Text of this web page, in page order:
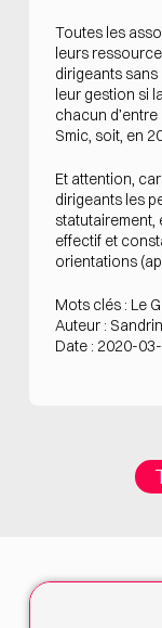
Toutes les
leurs
dirigeants
leur gestion si
chacun
Smic, soit, en
Et attention,
dirigeants les
effectif et
orientations
Mots clés : Le
Auteur :
Date : 2020-